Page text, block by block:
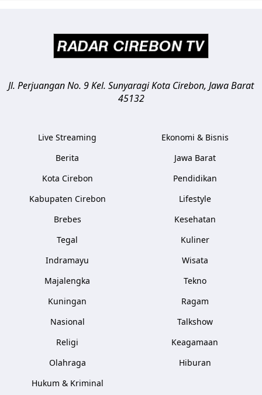
Jl. Perjuangan No. 9 Kel. SunyaragiKota Cirebon, Jawa Barat
45132
Live Streaming
Berita
Kota Cirebon
Kabupaten Cirebon
Brebes
Tegal
Indramayu
Majalengka
Kuningan
Nasional
Religi
Olahraga
Hukum & Kriminal
Ekonomi & Bisnis
Jawa Barat
Pendidikan
Lifestyle
Kesehatan
Kuliner
Wisata
Tekno
Ragam
Talkshow
Keagamaan
Hiburan